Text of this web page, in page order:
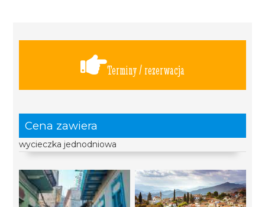
Terminy / rezerwacja
Cena zawiera
wycieczka jednodniowa